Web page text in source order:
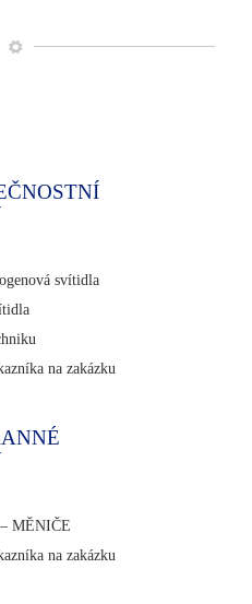
svítidla
na zakázku
MĚNIČE
na zakázku